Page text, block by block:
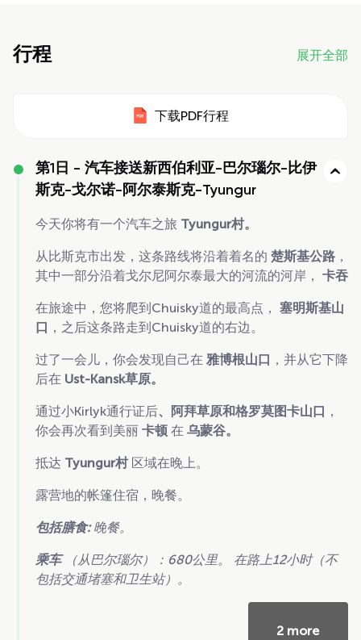
行程 展开全部
下载PDF行程
第1日 - 汽车接送新西伯利亚-巴尔瑙尔-比伊
斯克-戈尔诺-阿尔泰斯克-Tyungur
今天你将有一个汽车之旅 Tyungur村。
从比斯克市出发，这条路线将沿着着名的 楚斯基公路 ，
其中一部分沿着戈尔尼阿尔泰最大的河流的河岸， 卡吞
在旅途中，您将爬到Chuisky道的最高点， 塞明斯基山
口 ，之后这条路走到Chuisky道的右边。
过了一会儿，你会发现自己在 雅博根山口 ，并从它下降
后在 Ust-Kansk草原。
通过小Kirlyk通行证后、阿拜草原和格罗莫图卡山口 ，
你会再次看到美丽 卡顿 在 乌蒙谷。
抵达 Tyungur村区域在晚上。
露营地的帐篷住宿，晚餐。
包括膳食:晚餐。
乘车（从巴尔瑙尔）：680公里。 在路上12小时（不
包括交通堵塞和卫生站）。
2 more